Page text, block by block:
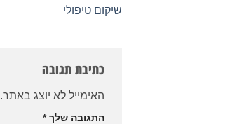
שיקום טיפולי
כתיבת תגובה
האימייל לא יוצג באתר.
התגובה שלך*